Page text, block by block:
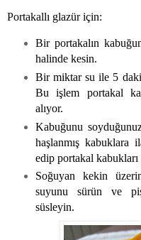
Portakallı glazür için:
Bir portakalın
halinde kesin.
Bir miktar su ile 5
Bu işlem portakal
alıyor.
Kabuğunu
haşlanmış
edip portakal
Soğuyan kekin
suyunu sürün ve
süsleyin.